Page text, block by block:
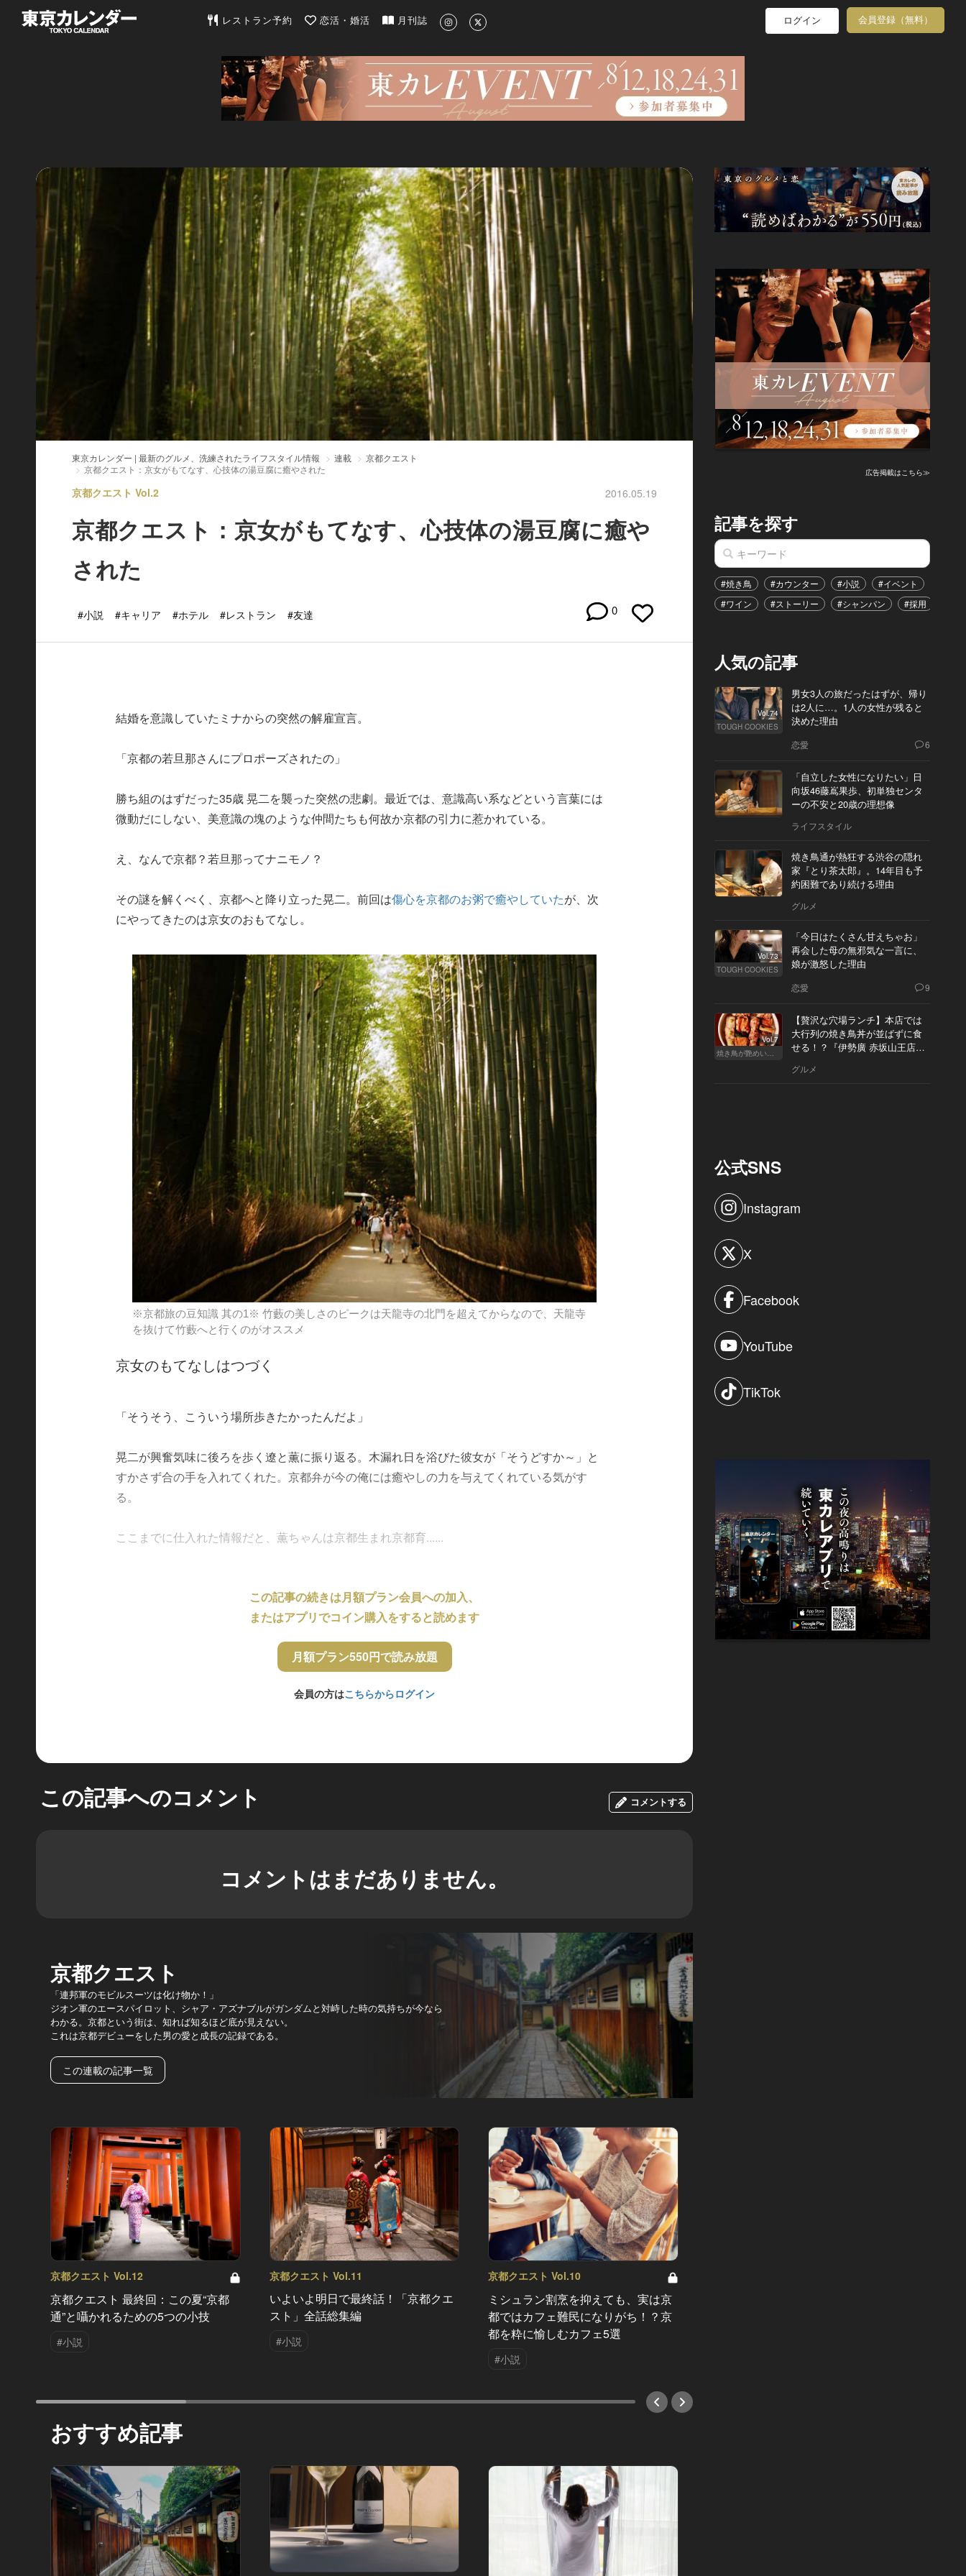
東京カレンダー | 最新のグルメ、洗練されたライフスタイル情報
レストラン予約 恋活・婚活 月刊誌 ログイン 会員登録（無料）
東京カレンダー | 最新のグルメ、洗練されたライフスタイル情報 連載
京都クエスト
京都クエスト：京女がもてなす、心技体の湯豆腐に癒やされた
京都クエスト Vol.2 2016.05.19
京都クエスト：京女がもてなす、心技体の湯豆腐に癒や
された
#小説 #キャリア #ホテル #レストラン #友達 0
結婚を意識していたミナからの突然の解雇宣言。
「京都の若旦那さんにプロポーズされたの」
勝ち組のはずだった35歳 晃二を襲った突然の悲劇。最近では、意識高い系などという言葉には
微動だにしない、美意識の塊のような仲間たちも何故か京都の引力に惹かれている。
え、なんで京都？若旦那ってナニモノ？
その謎を解くべく、京都へと降り立った晃二。前回は傷心を京都のお粥で癒やしていたが、次
にやってきたのは京女のおもてなし。
※京都旅の豆知識 其の1※ 竹藪の美しさのピークは天龍寺の北門を超えてからなので、天龍寺
を抜けて竹藪へと行くのがオススメ
京女のもてなしはつづく
「そうそう、こういう場所歩きたかったんだよ」
晃二が興奮気味に後ろを歩く遼と薫に振り返る。木漏れ日を浴びた彼女が「そうどすか～」と
すかさず合の手を入れてくれた。京都弁が今の俺には癒やしの力を与えてくれている気がす
る。
ここまでに仕入れた情報だと、薫ちゃんは京都生まれ京都育......
この記事の続きは月額プラン会員への加入、
またはアプリでコイン購入をすると読めます
月額プラン550円で読み放題
会員の方はこちらからログイン
この記事へのコメント コメントする
コメントはまだありません。
京都クエスト
「連邦軍のモビルスーツは化け物か！」
ジオン軍のエースパイロット、シャア・アズナブルがガンダムと対峙した時の気持ちが今なら
わかる。京都という街は、知れば知るほど底が見えない。
これは京都デビューをした男の愛と成長の記録である。
この連載の記事一覧
京都クエスト Vol.12
京都クエスト 最終回：この夏“京都
通”と囁かれるための5つの小技
#小説
京都クエスト Vol.11
いよいよ明日で最終話！「京都クエ
スト」全話総集編
#小説
京都クエスト Vol.10
ミシュラン割烹を抑えても、実は京
都ではカフェ難民になりがち！？京
都を粋に愉しむカフェ5選
#小説
おすすめ記事
広告掲載はこちら≫
記事を探す
#焼き鳥 #カウンター #小説 #イベント
#ワイン
#ストーリー #シャンパン #採用
人気の記事
Vol.74
TOUGH COOKIES
男女3人の旅だったはずが、帰り
は2人に…。1人の女性が残ると
決めた理由
恋愛 6
「自立した女性になりたい」日
向坂46藤嶌果歩、初単独センタ
ーの不安と20歳の理想像
ライフスタイル
焼き鳥通が熱狂する渋谷の隠れ
家『とり茶太郎』。14年目も予
約困難であり続ける理由
グルメ
Vol.73
TOUGH COOKIES
「今日はたくさん甘えちゃお」
再会した母の無邪気な一言に、
娘が激怒した理由
恋愛 9
Vol.7
焼き鳥が艶めいてきた
【贅沢な穴場ランチ】本店では
大行列の焼き鳥丼が並ばずに食
せる！？『伊勢廣 赤坂山王店』
グルメ
公式SNS
Instagram
X
Facebook
YouTube
TikTok